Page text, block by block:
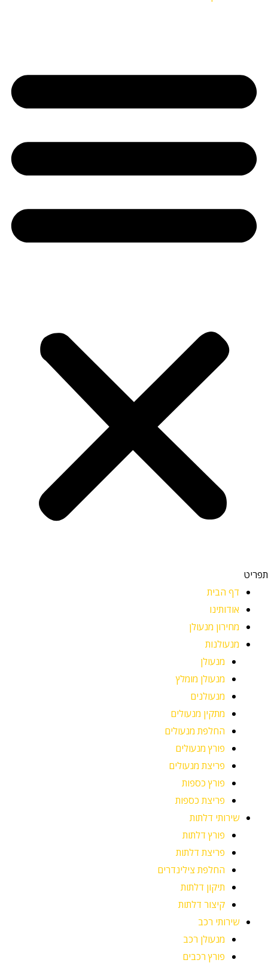
תפריט
דף הבית
אודותינו
מחירון מנעולן
מנעולנות
מנעולן
מנעולן מומלץ
מנעולנים
מתקין מנעולים
החלפת מנעולים
פורץ מנעולים
פריצת מנעולים
פורץ כספות
פריצת כספות
שירותי דלתות
פורץ דלתות
פריצת דלתות
החלפת צילינדרים
תיקון דלתות
קיצור דלתות
שירותי רכב
מנעולן רכב
פורץ רכבים